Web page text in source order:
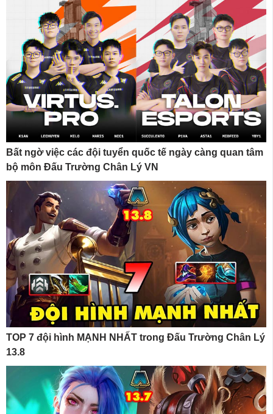
Bất ngờ việc các đội tuyển quốc tế ngày càng quan tâm
bộ môn Đấu Trường Chân Lý VN
TOP 7 đội hình MẠNH NHẤT trong Đấu Trường Chân Lý
13.8